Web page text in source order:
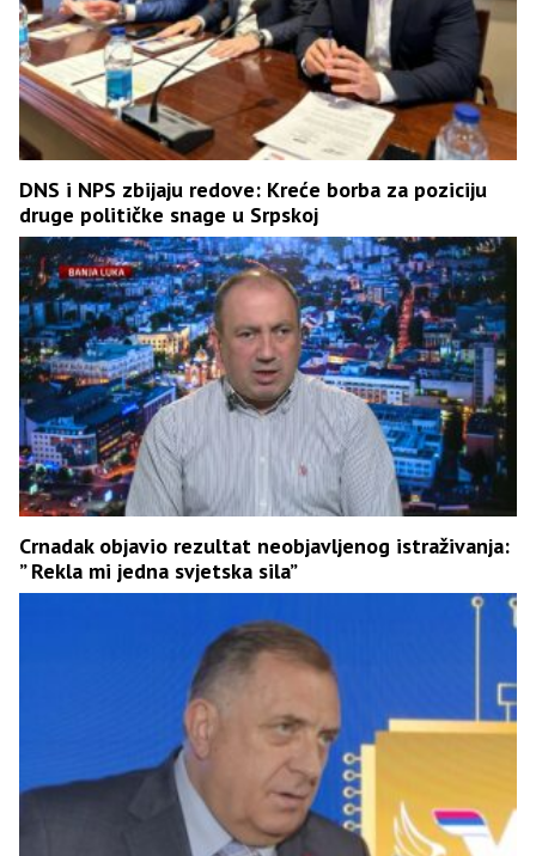
DNS i NPS zbijaju redove: Kreće borba za poziciju
druge političke snage u Srpskoj
Crnadak objavio rezultat neobjavljenog istraživanja:
” Rekla mi jedna svjetska sila”